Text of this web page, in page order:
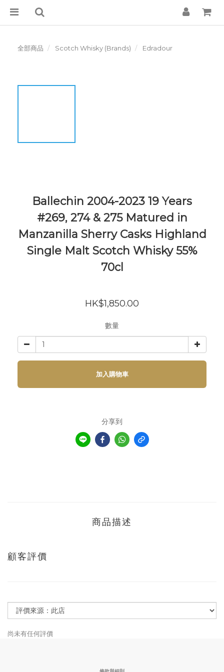
全部商品 Scotch Whisky (Brands) Edradour
Ballechin 2004-2023 19 Years
#269, 274 & 275 Matured in
Manzanilla Sherry Casks Highland
Single Malt Scotch Whisky 55%
70cl
HK$1,850.00
數量
加入購物車
分享到
商品描述
顧客評價
尚未有任何評價